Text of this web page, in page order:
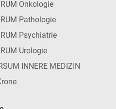
Onkologie
Pathologie
Psychiatrie
Urologie
INNERE MEDIZIN